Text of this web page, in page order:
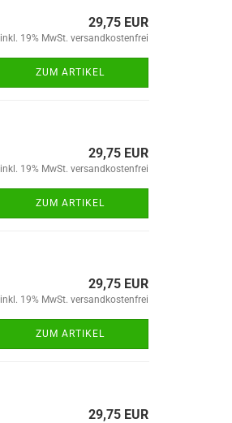
29,75 EUR
inkl. 19% MwSt. versandkostenfrei
ZUM ARTIKEL
29,75 EUR
inkl. 19% MwSt. versandkostenfrei
ZUM ARTIKEL
29,75 EUR
inkl. 19% MwSt. versandkostenfrei
ZUM ARTIKEL
29,75 EUR